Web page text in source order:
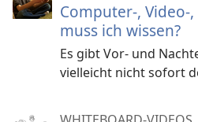
Computer-, Video-
muss ich wissen?
Es gibt Vor- und
vielleicht nicht sofort